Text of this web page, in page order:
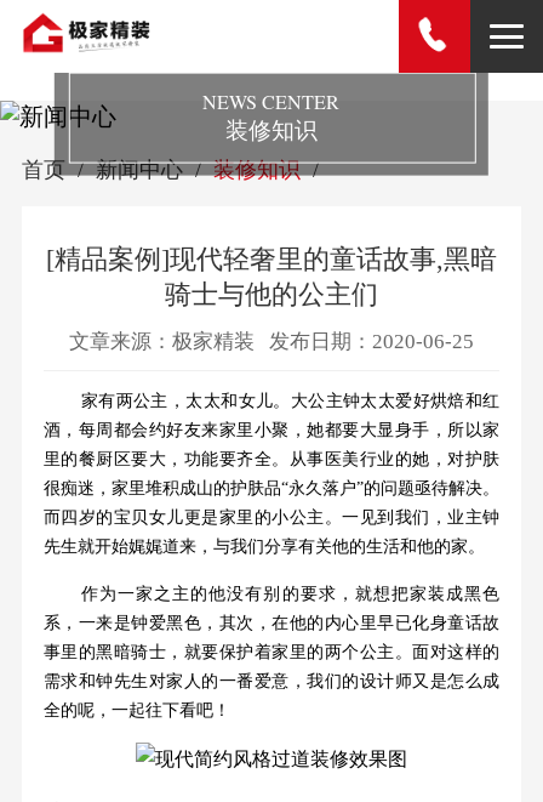
NEWS CENTER
装修知识
首页 新闻中心 装修知识
[精品案例]现代轻奢里的童话故事,黑暗
骑士与他的公主们
文章来源：极家精装 发布日期：2020-06-25
家有两公主，太太和女儿。大公主钟太太爱好烘焙和红
酒，每周都会约好友来家里小聚，她都要大显身手，所以家
里的餐厨区要大，功能要齐全。从事医美行业的她，对护肤
很痴迷，家里堆积成山的护肤品“永久落户”的问题亟待解决。
而四岁的宝贝女儿更是家里的小公主。一见到我们，业主钟
先生就开始娓娓道来，与我们分享有关他的生活和他的家。
作为一家之主的他没有别的要求，就想把家装成黑色
系，一来是钟爱黑色，其次，在他的内心里早已化身童话故
事里的黑暗骑士，就要保护着家里的两个公主。面对这样的
需求和钟先生对家人的一番爱意，我们的设计师又是怎么成
全的呢，一起往下看吧！